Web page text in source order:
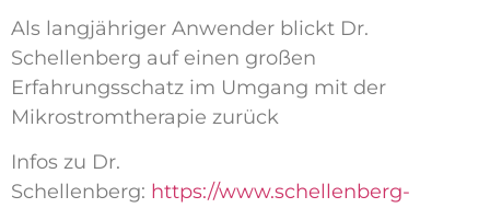
Als langjähriger Anwender blickt Dr.
Schellenberg auf einen großen
Erfahrungsschatz im Umgang mit der
Mikrostromtherapie zurück
Infos zu Dr.
Schellenberg: https://www.schellenberg-